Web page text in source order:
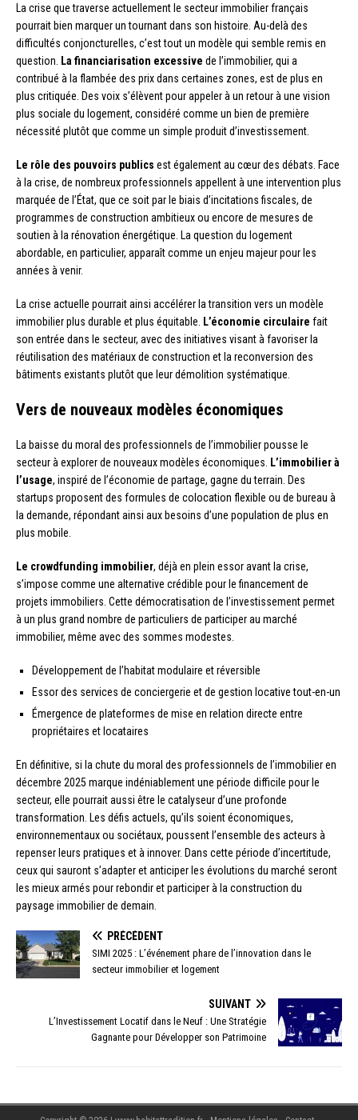
La crise que traverse actuellement le secteur immobilier français
pourrait bien marquer un tournant dans son histoire. Au-delà des
difficultés conjoncturelles, c’est tout un modèle qui semble remis en
question.
La financiarisation excessive de l’immobilier, qui a
contribué à la flambée des prix dans certaines zones, est de plus en
plus critiquée. Des voix s’élèvent pour appeler à un retour à une vision
plus sociale du logement, considéré comme un bien de première
nécessité plutôt que comme un simple produit d’investissement.
Le rôle des pouvoirs publics est également au cœur des débats. Face
à la crise, de nombreux professionnels appellent à une intervention plus
marquée de l’État, que ce soit par le biais d’incitations fiscales, de
programmes de construction ambitieux ou encore de mesures de
soutien à la rénovation énergétique. La question du logement
abordable, en particulier, apparaît comme un enjeu majeur pour les
années à venir.
La crise actuelle pourrait ainsi accélérer la transition vers un modèle
immobilier plus durable et plus équitable.
L’économie circulaire fait
son entrée dans le secteur, avec des initiatives visant à favoriser la
réutilisation des matériaux de construction et la reconversion des
bâtiments existants plutôt que leur démolition systématique.
Vers de nouveaux modèles économiques
La baisse du moral des professionnels de l’immobilier pousse le
secteur à explorer de nouveaux modèles économiques.
L’immobilier à
l’usage, inspiré de l’économie de partage, gagne du terrain. Des
startups proposent des formules de colocation flexible ou de bureau à
la demande, répondant ainsi aux besoins d’une population de plus en
plus mobile.
Le crowdfunding immobilier, déjà en plein essor avant la crise,
s’impose comme une alternative crédible pour le financement de
projets immobiliers. Cette démocratisation de l’investissement permet
à un plus grand nombre de particuliers de participer au marché
immobilier, même avec des sommes modestes.
Développement de l’habitat modulaire et réversible
Essor des services de conciergerie et de gestion locative tout-en-un
Émergence de plateformes de mise en relation directe entre
propriétaires et locataires
En définitive, si la chute du moral des professionnels de l’immobilier en
décembre 2025 marque indéniablement une période difficile pour le
secteur, elle pourrait aussi être le catalyseur d’une profonde
transformation. Les défis actuels, qu’ils soient économiques,
environnementaux ou sociétaux, poussent l’ensemble des acteurs à
repenser leurs pratiques et à innover. Dans cette période d’incertitude,
ceux qui sauront s’adapter et anticiper les évolutions du marché seront
les mieux armés pour rebondir et participer à la construction du
paysage immobilier de demain.
PRÉCÉDENT
SIMI 2025 : L’événement phare de l’innovation dans le
secteur immobilier et logement
SUIVANT
L’Investissement Locatif dans le Neuf : Une Stratégie
Gagnante pour Développer son Patrimoine